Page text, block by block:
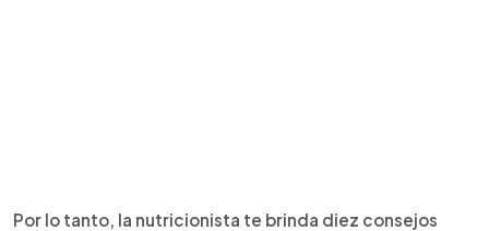
Por lo tanto, la nutricionista te brinda diez consejos